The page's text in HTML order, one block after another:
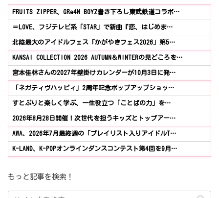
FRUITS ZIPPER、GRe4N BOYZ書き下ろし東武鉄道コラボ…
＝LOVE、フジテレビ系「STAR」で新曲『恋、はじめま…
北陸最大のアイドルフェス「かがやきフェス2026」第5…
KANSAI COLLECTION 2026 AUTUMN＆WINTERの見どころを…
宮本佳林さんの2027年壁掛けカレンダーが10月3日に発…
「ネガティヴハッピィ」2周年記念ポップアップショッ…
すとぷりと楽しく学ぶ、一生役立つ「ことばの力」を…
2026年8月28日開催！次世代を担うキッズとトップアー…
AWA、2026年7月最終週の「プレイリスト入りアイドルT…
K-LAND、K-POPオンラインダンスコンテスト第4回を9月…
もっと記事を検索！